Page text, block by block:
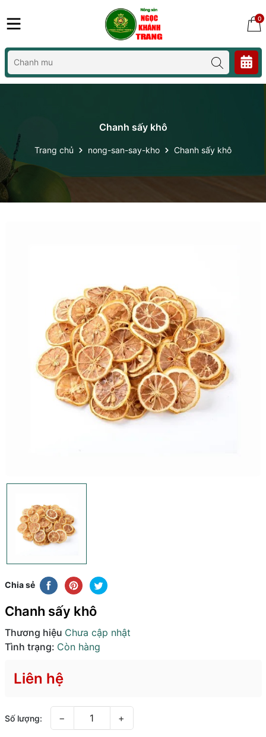
0
Chanh sấy khô
Trang chủ nong-san-say-kho Chanh sấy khô
Chia sẻ
Chanh sấy khô
Thương hiệu Chưa cập nhật
Tình trạng: Còn hàng
Liên hệ
Số lượng: − +